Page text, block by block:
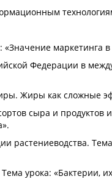
маркетинга
Федерации в
Жиры как сложные
сыра и продуктов
растениеводства.
урока: «Бактерии,